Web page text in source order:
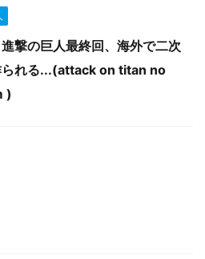
進撃の巨人最終回、海外で二次
られる...(attack on titan no
)